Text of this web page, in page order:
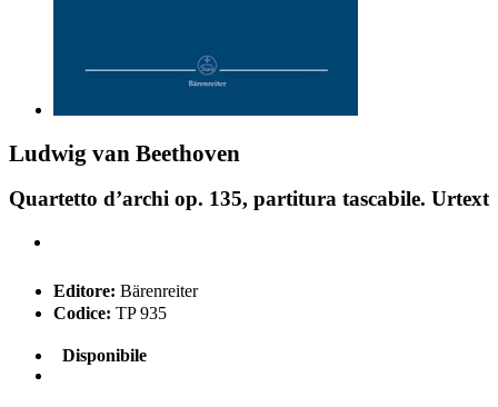
Ludwig van Beethoven
Quartetto d’archi op. 135, partitura tascabile. Urtext
Editore: Bärenreiter
Codice: TP 935
Disponibile